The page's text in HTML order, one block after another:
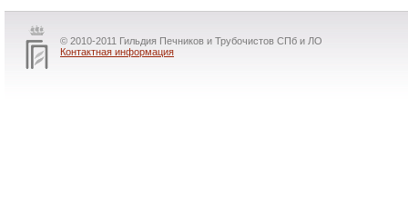
© 2010-2011 Гильдия Печников и Трубочистов СПб и ЛО
Контактная информация